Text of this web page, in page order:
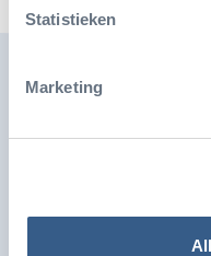
Statistieken
Marketing